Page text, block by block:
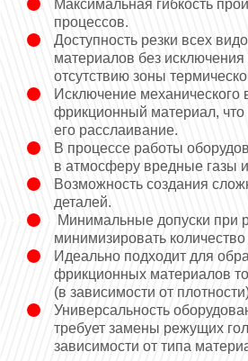
Максимальная гибкость
процессов.
Доступность резки всех
материалов без исключения
отсутствию зоны
Исключение механического
фрикционный материал,
его расслаивание.
В процессе работы
в атмосферу вредные газы
Возможность создания
деталей.
Минимальные допуски при
минимизировать количество
Идеально подходит для
фрикционных материалов
(в зависимости от
Универсальность
требует замены режущих
зависимости от типа